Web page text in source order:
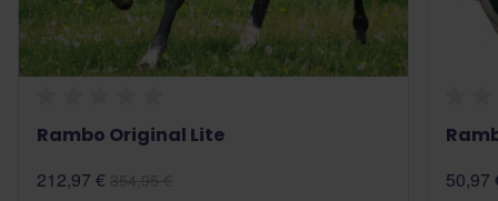
Rambo Original Lite
212,97 €
50,97